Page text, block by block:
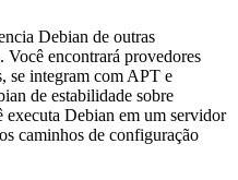
Debian de outras
encontrará provedores
se integram com APT e
de estabilidade sobre
executa Debian em um servidor
caminhos de configuração